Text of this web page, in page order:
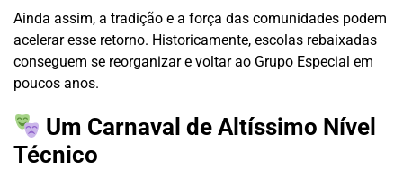
Ainda assim, a tradição e a força das comunidades podem
acelerar esse retorno. Historicamente, escolas rebaixadas
conseguem se reorganizar e voltar ao Grupo Especial em
poucos anos.
Um Carnaval de Altíssimo Nível
Técnico